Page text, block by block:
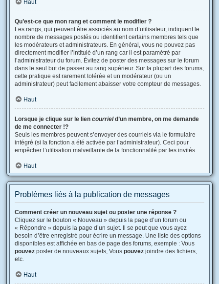
Haut
Qu’est-ce que mon rang et comment le modifier ?
Les rangs, qui peuvent être associés au nom d’utilisateur, indiquent le
nombre de messages postés ou identifient certains membres tels que
les modérateurs et administrateurs. En général, vous ne pouvez pas
directement modifier l’intitulé d’un rang car il est paramétré par
l’administrateur du forum. Évitez de poster des messages sur le forum
dans le seul but de passer au rang supérieur. Sur la plupart des forums,
cette pratique est rarement tolérée et un modérateur (ou un
administrateur) peut facilement abaisser votre compteur de messages.
Haut
Lorsque je clique sur le lien courrield’un membre, on me demande
de me connecter !?
Seuls les membres peuvent s’envoyer des courriels via le formulaire
intégré (si la fonction a été activée par l’administrateur). Ceci pour
empêcher l’utilisation malveillante de la fonctionnalité par les invités.
Haut
Problèmes liés à la publication de messages
Comment créer un nouveau sujet ou poster une réponse ?
Cliquez sur le bouton « Nouveau » depuis la page d’un forum ou
« Répondre » depuis la page d’un sujet. Il se peut que vous ayez
besoin d’être enregistré pour écrire un message. Une liste des options
disponibles est affichée en bas de page des forums, exemple : Vous
pouvez poster de nouveaux sujets, Vous pouvez joindre des fichiers,
etc.
Haut